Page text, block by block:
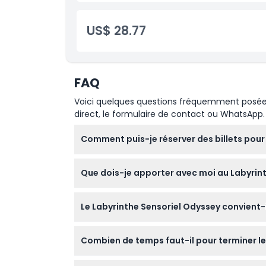
US$ 28.77
FAQ
Voici quelques questions fréquemment
direct, le formulaire de contact ou WhatsApp.
Comment puis-je réserver des billets
processus de réservation pour vérifier la
Que dois-je apporter avec moi au
des boissons ou des bijoux extérieurs pour
Le Labyrinthe Sensoriel Odyssey
âges.
Combien de temps faut-il pour terminer